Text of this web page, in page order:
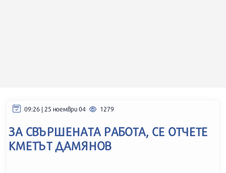
09:26 | 25 ноември 04 1279
ЗА СВЪРШЕНАТА РАБОТА, СЕ ОТЧЕТЕ
КМЕТЪТ ДАМЯНОВ